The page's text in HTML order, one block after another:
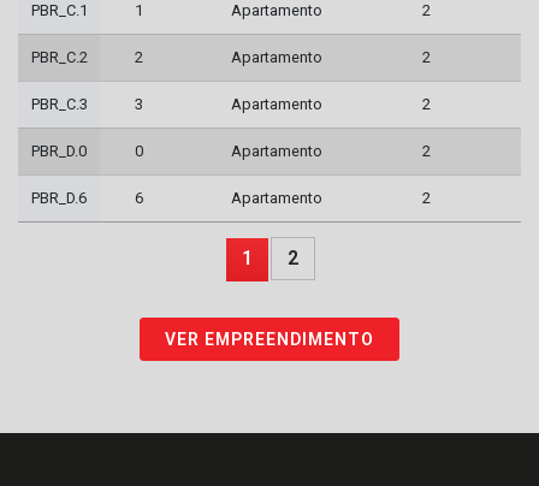
PBR_C.1 1 Apartamento 2
PBR_C.2 2 Apartamento 2
PBR_C.3 3 Apartamento 2
PBR_D.0 0 Apartamento 2
PBR_D.6 6 Apartamento 2
1 2
VER EMPREENDIMENTO